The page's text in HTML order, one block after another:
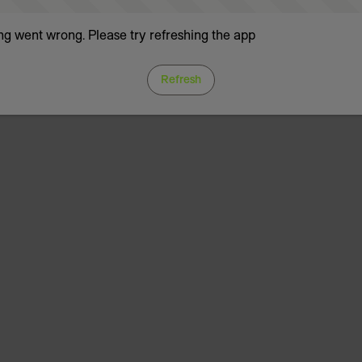
went wrong. Please try refreshing the app
Refresh